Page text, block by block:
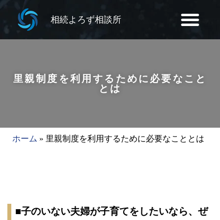
相続よろず相談所
里親制度を利用するために必要なこと
とは
ホーム » 里親制度を利用するために必要なこととは
■子のいない夫婦が子育てをしたいなら、ぜ